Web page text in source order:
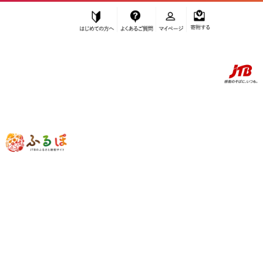
ふるぽ JTBのふるさと納税サイト